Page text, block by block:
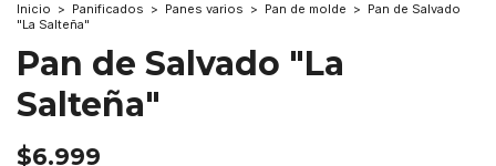
Inicio > Panificados > Panes varios > Pan de molde > Pan de Salvado
"La Salteña"
Pan de Salvado "La
Salteña"
$6.999